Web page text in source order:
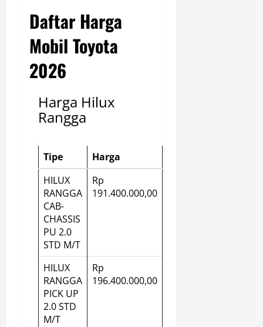
Daftar Harga
Mobil Toyota
2026
Harga Hilux
Rangga
Tipe
Harga
HILUX
RANGGA
CAB-
CHASSIS
PU 2.0
STD M/T
Rp
191.400.000,00
HILUX
RANGGA
PICK UP
2.0 STD
M/T
Rp
196.400.000,00